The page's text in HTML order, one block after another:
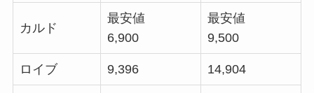
カルド
最安値
6,900
最安値
9,500
ロイブ 9,396 14,904